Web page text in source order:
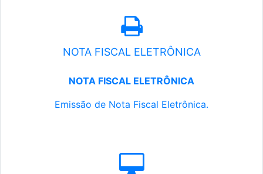
NOTA FISCAL ELETRÔNICA
NOTA FISCAL ELETRÔNICA
Emissão de Nota Fiscal Eletrônica.